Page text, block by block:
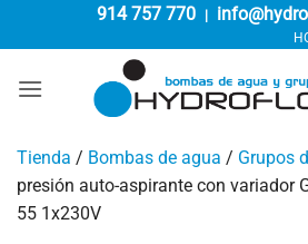
914 757 770
Tienda / Bombas de agua / Grupos
presión auto-aspirante con variador
55 1x230V